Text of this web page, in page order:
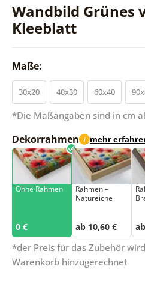
Wandbild Grünes
Kleeblatt
Maße:
30x20 40x30 60x40
*Die Maßangaben sind in cm
Dekorrahmen i mehr
Ohne Rahmen
0 €
Rahmen –
Natureiche
ab 10,60 €
*der Preis für das Zubehör
Warenkorb hinzugerechnet